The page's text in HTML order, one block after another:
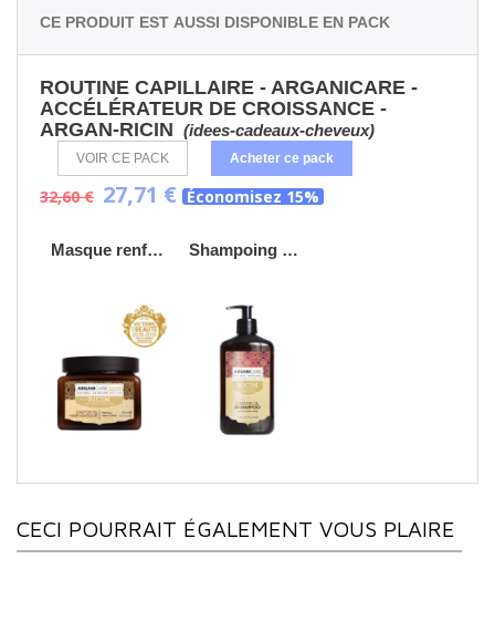
Ce produit est aussi disponible en pack
ROUTINE CAPILLAIRE - ARGANICARE -
ACCÉLÉRATEUR DE CROISSANCE -
ARGAN-RICIN (idees-cadeaux-cheveux)
VOIR CE PACK Acheter ce pack
32,60 € 27,71 € Économisez 15%
Masque renforçateur Ricin - ARGANICARE Shampoing accélérateur de croissance ARGAN RICIN
CECI POURRAIT ÉGALEMENT VOUS PLAIRE